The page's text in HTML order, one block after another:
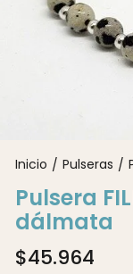
Inicio / Pulseras /
Pulsera
dálmata
$45.964